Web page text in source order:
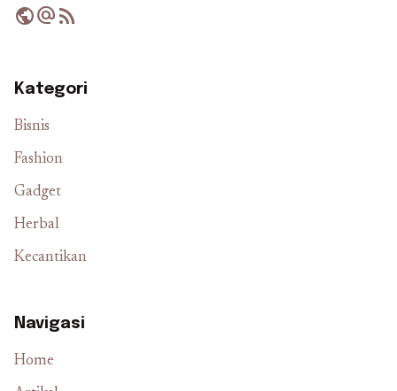
publicalternate_emailrss_feed
Kategori
Bisnis
Fashion
Gadget
Herbal
Kecantikan
Navigasi
Home